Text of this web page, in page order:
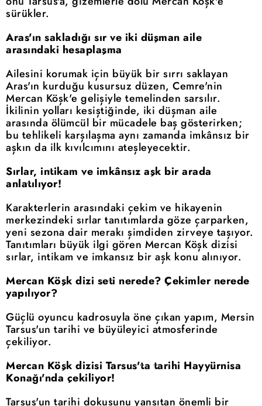
sürükler.
Aras'ın sakladığı sır ve iki düşman aile
arasındaki hesaplaşma
Ailesini korumak için büyük bir sırrı saklayan
Aras'ın kurduğu kusursuz düzen, Cemre'nin
Mercan Köşk'e gelişiyle temelinden sarsılır.
İkilinin yolları kesiştiğinde, iki düşman aile
arasında ölümcül bir mücadele baş gösterirken;
bu tehlikeli karşılaşma aynı zamanda imkânsız bir
aşkın da ilk kıvılcımını ateşleyecektir.
Sırlar, intikam ve imkânsız aşk bir arada
anlatılıyor!
Karakterlerin arasındaki çekim ve hikayenin
merkezindeki sırlar tanıtımlarda göze çarparken,
yeni sezona dair merakı şimdiden zirveye taşıyor.
Tanıtımları büyük ilgi gören Mercan Köşk dizisi
sırlar, intikam ve imkansız bir aşk konu alınıyor.
Mercan Köşk dizi seti nerede? Çekimler nerede
yapılıyor?
Güçlü oyuncu kadrosuyla öne çıkan yapım, Mersin
Tarsus'un tarihi ve büyüleyici atmosferinde
çekiliyor.
Mercan Köşk dizisi Tarsus'ta tarihi Hayyürnisa
Konağı'nda çekiliyor!
Tarsus'un tarihi dokusunu yansıtan önemli bir